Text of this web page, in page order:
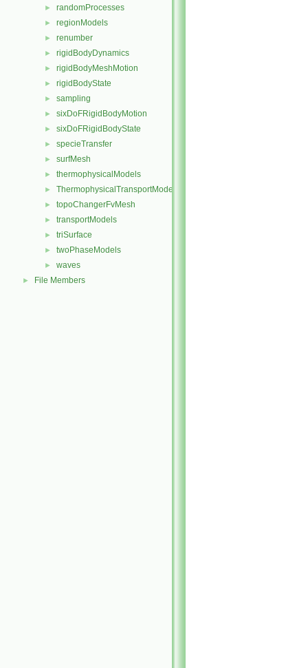
► randomProcesses
► regionModels
► renumber
► rigidBodyDynamics
► rigidBodyMeshMotion
► rigidBodyState
► sampling
► sixDoFRigidBodyMotion
► sixDoFRigidBodyState
► specieTransfer
► surfMesh
► thermophysicalModels
► ThermophysicalTransportModels
► topoChangerFvMesh
► transportModels
► triSurface
► twoPhaseModels
► waves
► File Members